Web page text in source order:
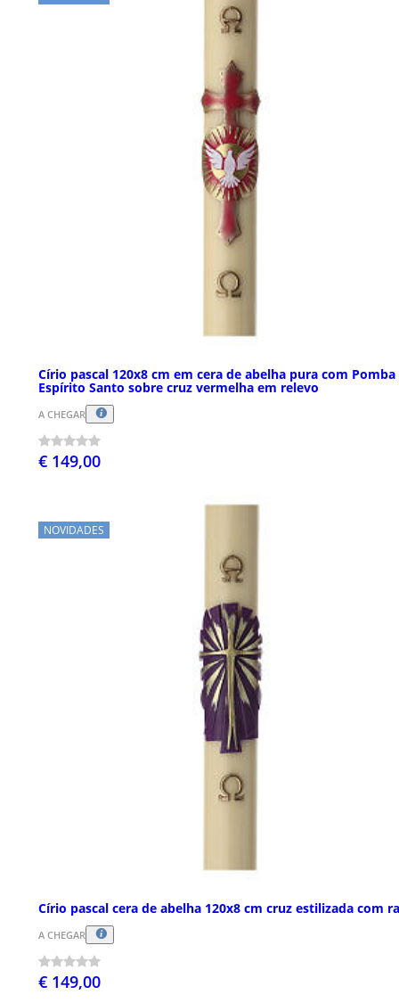
Círio pascal 120x8 cm em cera de abelha pura com
Espírito Santo sobre cruz vermelha em relevo
A CHEGAR
€ 149,00
NOVIDADES
Círio pascal cera de abelha 120x8 cm cruz estilizada com
A CHEGAR
€ 149,00